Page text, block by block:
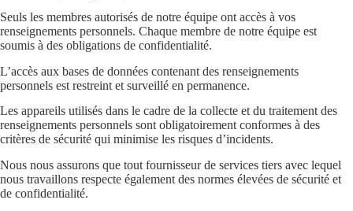
Seuls les membres autorisés de notre équipe ont accès à vos
renseignements personnels. Chaque membre de notre équipe est
soumis à des obligations de confidentialité.
L’accès aux bases de données contenant des renseignements
personnels est restreint et surveillé en permanence.
Les appareils utilisés dans le cadre de la collecte et du traitement des
renseignements personnels sont obligatoirement conformes à des
critères de sécurité qui minimise les risques d’incidents.
Nous nous assurons que tout fournisseur de services tiers avec lequel
nous travaillons respecte également des normes élevées de sécurité et
de confidentialité.